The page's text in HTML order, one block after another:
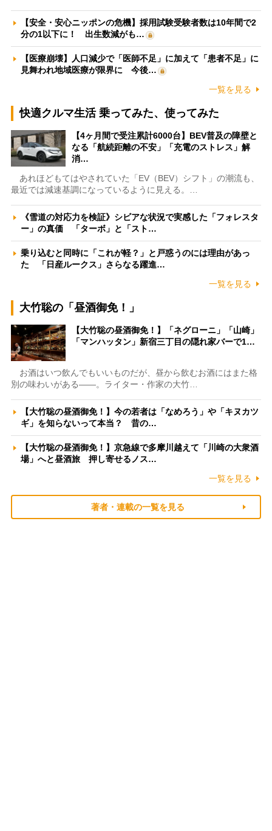
【安全・安心ニッポンの危機】採用試験受験者数は10年間で2
分の1以下に！ 出生数減がも…
【医療崩壊】人口減少で「医師不足」に加えて「患者不足」に
見舞われ地域医療が限界に 今後…
一覧を見る
快適クルマ生活 乗ってみた、使ってみた
【4ヶ月間で受注累計6000台】BEV普及の障壁と
なる「航続距離の不安」「充電のストレス」解
消…
あれほどもてはやされていた「EV（BEV）シフト」の潮流も、
最近では減速基調になっているように見える。…
《雪道の対応力を検証》シビアな状況で実感した「フォレスタ
ー」の真価 「ターボ」と「スト…
乗り込むと同時に「これが軽？」と戸惑うのには理由があっ
た 「日産ルークス」さらなる躍進…
一覧を見る
大竹聡の「昼酒御免！」
【大竹聡の昼酒御免！】「ネグローニ」「山崎」
「マンハッタン」新宿三丁目の隠れ家バーで1…
お酒はいつ飲んでもいいものだが、昼から飲むお酒にはまた格
別の味わいがある――。ライター・作家の大竹…
【大竹聡の昼酒御免！】今の若者は「なめろう」や「キヌカツ
ギ」を知らないって本当？ 昔の…
【大竹聡の昼酒御免！】京急線で多摩川越えて「川崎の大衆酒
場」へと昼酒旅 押し寄せるノス…
一覧を見る
著者・連載の一覧を見る